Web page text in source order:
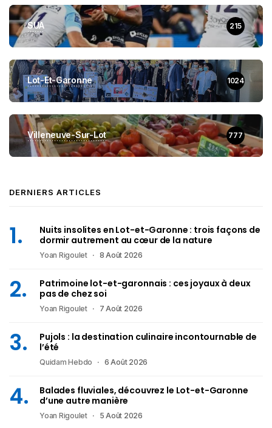
SUA 215
Lot-Et-Garonne 1024
Villeneuve-Sur-Lot 777
DERNIERS ARTICLES
Nuits insolites en Lot-et-Garonne : trois façons de
dormir autrement au cœur de la nature
Yoan Rigoulet 8 Août 2026
Patrimoine lot-et-garonnais : ces joyaux à deux
pas de chez soi
Yoan Rigoulet 7 Août 2026
Pujols : la destination culinaire incontournable de
l’été
Quidam Hebdo 6 Août 2026
Balades fluviales, découvrez le Lot-et-Garonne
d’une autre manière
Yoan Rigoulet 5 Août 2026